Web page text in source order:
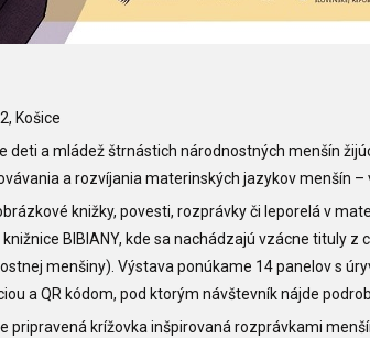
Košice
deti a mládež štrnástich národnostných menšín
a rozvíjania materinských jazykov menšín
knižky, povesti, rozprávky či leporelá v
BIBIANY, kde sa nachádzajú vzácne tituly
menšiny). Výstava ponúkame 14 panelov s
a QR kódom, pod ktorým návštevník nájde
pripravená krížovka inšpirovaná rozprávkami